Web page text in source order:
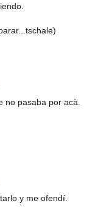
no pasaba por acà.
y me ofendí.